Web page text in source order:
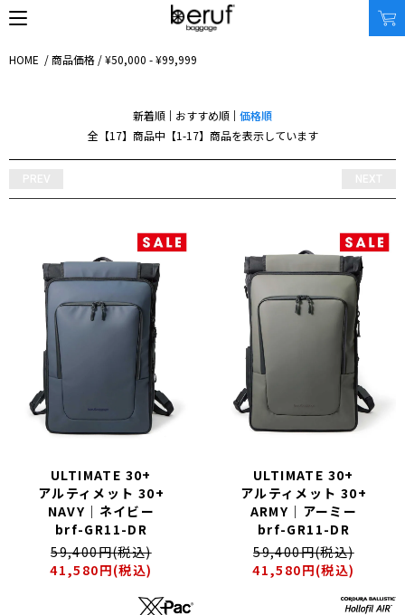
商品タイプ
アクセサリー
その他
使用シーン
収納サイズ
XS｜5リッター以下
S｜10リッター以下
M｜20リッター以下
L｜25リッター以下
XL｜26リッター以上
タブレット｜11インチ相当
ノートPC｜16インチ相当
商品価格
¥0 - ¥9,999
¥10,000 - ¥19,999
¥20,000 - ¥29,999
¥30,000 - ¥39,999
¥40,000 - ¥49,999
¥50,000 - ¥99,999
ニュース
ブランドストーリー
STORY
ジャーナル
ショッピングガイド
メンバーシップ
FAQ｜よくある質問
HOME /商品価格 /¥50,000 - ¥99,999
新着順 おすすめ順 価格順
全【17】商品中【1-17】商品を表示しています
ULTIMATE 30+
アルティメット 30+
NAVY｜ネイビー
brf-GR11-DR
59,400円(税込)
41,580円(税込)
ULTIMATE 30+
アルティメット 30+
ARMY｜アーミー
brf-GR11-DR
59,400円(税込)
41,580円(税込)